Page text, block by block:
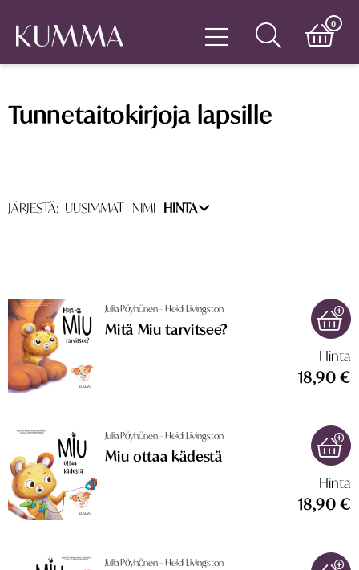
0
Tunnetaitokirjoja lapsille
JÄRJESTÄ: UUSIMMAT NIMI HINTA
Hinta
18,90 €
Julia Pöyhönen – Heidi Livingston
Mitä Miu tarvitsee?
Hinta
18,90 €
Julia Pöyhönen – Heidi Livingston
Miu ottaa kädestä
Julia Pöyhönen – Heidi Livingston